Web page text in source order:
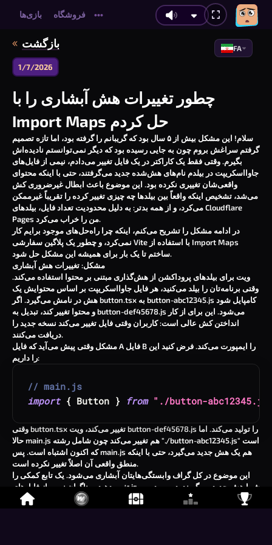
بازی‌ها فروشگاه •••
بازگشت FA
1/7/2026
چطور تغییرات هش آبشاری را با
Import Maps حل کردم
سلام! این مشکل بیش از ۵ سال بود که گریبانم را گرفته بود، اما تازه تصمیم
گرفتم سراغش بروم چون به جایی رسیده بود که دیگر نمی‌توانستم نادیده‌اش
بگیرم. وقتی فقط یک کاراکتر در یک فایل تغییر می‌دادم، نیمی از فایل‌های
جاوااسکریپت در بیلدم نام‌های هش‌شده جدید می‌گرفتند، حتی با اینکه محتوای
واقعی‌شان تغییری نکرده بود. این موضوع باعث ابطال غیرضروری کش
می‌شد، تشخیص اینکه واقعاً بین بیلدها چه چیزی تغییر کرده را تقریباً غیرممکن
می‌کرد، و از همه بدتر: به دلیل محدودیت تعداد فایل، بیلدهای Cloudflare
Pages من را خراب می‌کرد.
در ادامه مشکل را تشریح می‌کنم، اینکه چرا راه‌حل‌های موجود برایم کار
نمی‌کرد، و چطور یک پلاگین سفارشی Vite با استفاده از Import Maps
ساختم تا یک بار برای همیشه این مشکل حل شود.
مشکل: تغییرات هش آبشاری
ویت برای بیلدهای پروداکشن از هش‌گذاری مبتنی بر محتوا استفاده می‌کند.
وقتی برنامه‌تان را بیلد می‌کنید، هر فایل جاوااسکریپت بر اساس محتوایش یک
button.tsx button-abc12345.js
button-def45678.js
انداختن کش عالی است: کاربران وقتی فایل تغییر می‌کند نسخه جدید را
دریافت می‌کنند.
مشکل وقتی پیش می‌آید که فایل A فایل B را ایمپورت می‌کند. فرض کنید این
را داریم:
// main.js
import { Button } from "./button-
button.tsx button-def45678.js
main.js "./button-abc12345.js"
که اکنون اشتباه است. پسmain.js
منطق واقعی آن اصلاً تغییر نکرده است.
این موضوع در کل گراف وابستگی‌هایتان آبشاری می‌شود. یک تابع کمکی را
تغییر دهید، و ناگهان نیمی از فایل‌های js شما هش جدید می‌گیرند. در مورد من،
useBackgroundMusic.ts
دوباره هش بگیرند.